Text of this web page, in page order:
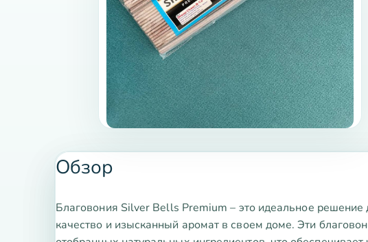
Обзор
Благовония Silver Bells Premium – это идеальное решение
качество и изысканный аромат в своем доме. Эти